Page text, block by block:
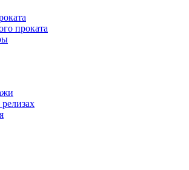
проката